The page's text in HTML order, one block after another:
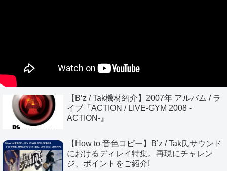
【B’z / Tak機材紹介】2007年 アルバム / ラ
イブ『ACTION / LIVE-GYM 2008 -
ACTION-』
【How to 音色コピー】B’z / Tak氏サウンド
におけるディレイ特集。再現にチャレン
ジ、ポイントをご紹介!